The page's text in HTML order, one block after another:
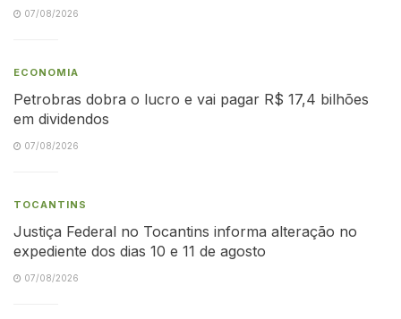
07/08/2026
ECONOMIA
Petrobras dobra o lucro e vai pagar R$ 17,4 bilhões
em dividendos
07/08/2026
TOCANTINS
Justiça Federal no Tocantins informa alteração no
expediente dos dias 10 e 11 de agosto
07/08/2026